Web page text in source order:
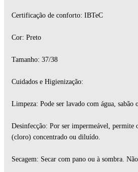
Certificação de conforto: IBTeC
Cor: Preto
Tamanho: 37/38
Cuidados e Higienização:
Limpeza: Pode ser lavado com água, sabão
Desinfecção: Por ser impermeável, permite
(cloro) concentrado ou diluído.
Secagem: Secar com pano ou à sombra.